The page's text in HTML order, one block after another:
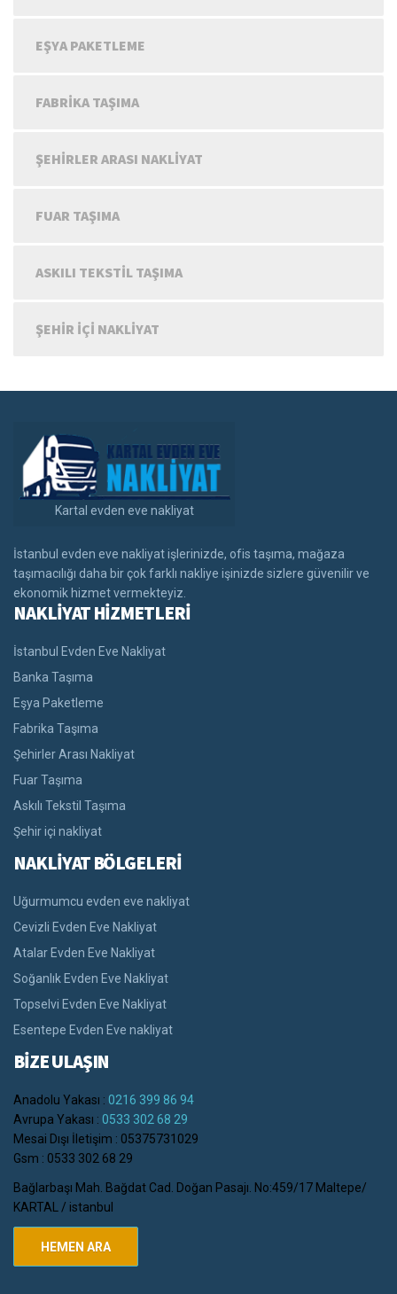
EŞYA PAKETLEME
FABRIKA TAŞIMA
ŞEHIRLER ARASI NAKLIYAT
FUAR TAŞIMA
ASKILI TEKSTIL TAŞIMA
ŞEHIR IÇI NAKLIYAT
Kartal evden eve nakliyat
İstanbul evden eve nakliyat işlerinizde, ofis taşıma, mağaza
taşımacılığı daha bir çok farklı nakliye işinizde sizlere güvenilir ve
ekonomik hizmet vermekteyiz.
NAKLİYAT HİZMETLERİ
İstanbul Evden Eve Nakliyat
Banka Taşıma
Eşya Paketleme
Fabrika Taşıma
Şehirler Arası Nakliyat
Fuar Taşıma
Askılı Tekstil Taşıma
Şehir içi nakliyat
NAKLİYAT BÖLGELERİ
Uğurmumcu evden eve nakliyat
Cevizli Evden Eve Nakliyat
Atalar Evden Eve Nakliyat
Soğanlık Evden Eve Nakliyat
Topselvi Evden Eve Nakliyat
Esentepe Evden Eve nakliyat
BİZE ULAŞIN
Anadolu Yakası : 0216 399 86 94
Avrupa Yakası : 0533 302 68 29
Mesai Dışı İletişim : 05375731029
Gsm : 0533 302 68 29
Bağlarbaşı Mah. Bağdat Cad. Doğan Pasajı. No:459/17 Maltepe/
KARTAL / istanbul
HEMEN ARA